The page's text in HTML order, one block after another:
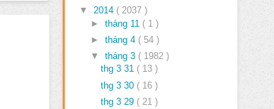
▼ 2014 ( 2037 )
► tháng 11 ( 1 )
► tháng 4 ( 54 )
▼ tháng 3 ( 1982 )
thg 3 31 ( 13 )
thg 3 30 ( 16 )
thg 3 29 ( 21 )